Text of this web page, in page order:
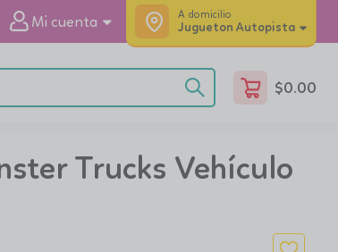
Mi cuenta A domicilio
Jugueton Autopista
$0.00
Trucks Vehículo